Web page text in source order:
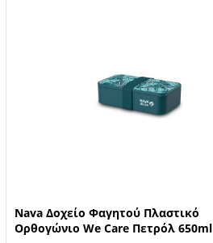
Nava Δοχείο Φαγητού Πλαστικό
Ορθογώνιο We Care Πετρόλ 650ml